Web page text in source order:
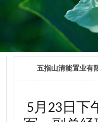
五指山清能置业有
5 月 23 日下